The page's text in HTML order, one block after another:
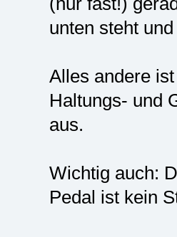
unten steht
Alles andere
Haltungs- und
aus.
Wichtig auch:
Pedal ist kein